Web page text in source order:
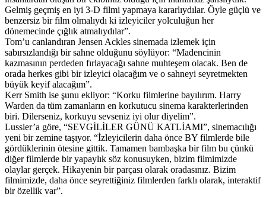
Gelmiş geçmiş en iyi 3-D filmi yapmaya kararlıydılar. Öyle güçlü ve
benzersiz bir film olmalıydı ki izleyiciler yolculuğun her
dönemecinde çığlık atmalıydılar”.
Tom’u canlandıran Jensen Ackles sinemada izlemek için
sabırsızlandığı bir sahne olduğunu söylüyor: “Madencinin
kazmasının perdeden fırlayacağı sahne muhteşem olacak. Ben de
orada herkes gibi bir izleyici olacağım ve o sahneyi seyretmekten
büyük keyif alacağım”.
Kerr Smith ise şunu ekliyor: “Korku filmlerine bayılırım. Harry
Warden da tüm zamanların en korkutucu sinema karakterlerinden
biri. Dilerseniz, korkuyu sevseniz iyi olur diyelim”.
Lussier’a göre, “SEVGİLİLER GÜNÜ KATLİAMI”, sinemacılığı
yeni bir zemine taşıyor. “İzleyicilerin daha önce BY filmlerde bile
gördüklerinin ötesine gittik. Tamamen bambaşka bir film bu çünkü
diğer filmlerde bir yapaylık söz konusuyken, bizim filmimizde
olaylar gerçek. Hikayenin bir parçası olarak oradasınız. Bizim
filmimizde, daha önce seyrettiğiniz filmlerden farklı olarak, interaktif
bir özellik var”.